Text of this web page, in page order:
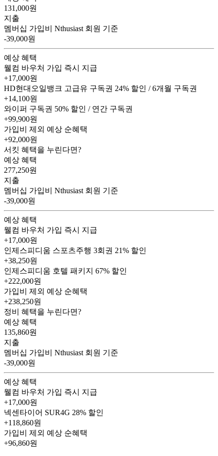
131,000원
지출
멤버십 가입비
Nthusiast 회원 기준
-39,000원
예상 혜택
웰컴 바우처 가입 즉시 지급
+17,000원
HD현대오일뱅크 고급유 구독권 24% 할인 / 6개월 구독권
+14,100원
와이퍼 구독권 50% 할인 / 연간 구독권
+99,900원
가입비 제외 예상 순혜택
+92,000원
서킷 혜택을 누린다면?
예상 혜택
277,250원
지출
멤버십 가입비
Nthusiast 회원 기준
-39,000원
예상 혜택
웰컴 바우처 가입 즉시 지급
+17,000원
인제스피디움 스포츠주행 3회권 21% 할인
+38,250원
인제스피디움 호텔 패키지 67% 할인
+222,000원
가입비 제외 예상 순혜택
+238,250원
정비 혜택을 누린다면?
예상 혜택
135,860원
지출
멤버십 가입비
Nthusiast 회원 기준
-39,000원
예상 혜택
웰컴 바우처 가입 즉시 지급
+17,000원
넥센타이어 SUR4G 28% 할인
+118,860원
가입비 제외 예상 순혜택
+96,860원